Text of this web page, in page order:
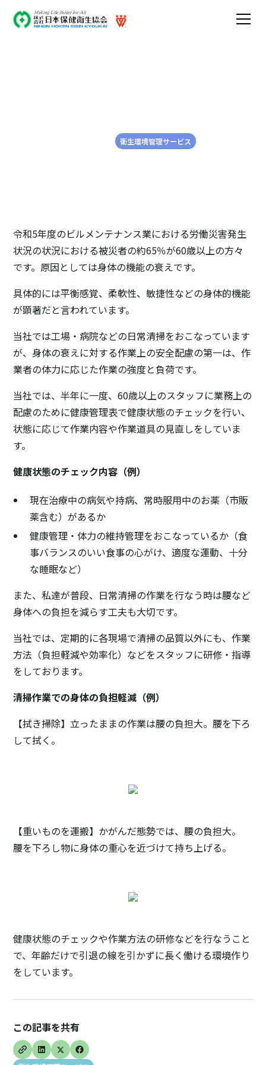
衛生環境管理サービス
令和5年度のビルメンテナンス業における労働災害発生
状況の状況における被災者の約65％が60歳以上の方々
です。原因としては身体の機能の衰えです。
具体的には平衡感覚、柔軟性、敏捷性などの身体的機能
が顕著だと言われています。
当社では工場・病院などの日常清掃をおこなっています
が、身体の衰えに対する作業上の安全配慮の第一は、作
業者の体力に応じた作業の強度と負荷です。
当社では、半年に一度、60歳以上のスタッフに業務上の
配慮のために健康管理表で健康状態のチェックを行い、
状態に応じて作業内容や作業道具の見直しをしていま
す。
健康状態のチェック内容（例）
現在治療中の病気や持病、常時服用中のお薬（市販
薬含む）があるか
健康管理・体力の維持管理をおこなっているか（食
事バランスのいい食事の心がけ、適度な運動、十分
な睡眠など）
また、私達が普段、日常清掃の作業を行なう時は腰など
身体への負担を減らす工夫も大切です。
当社では、定期的に各現場で清掃の品質以外にも、作業
方法（負担軽減や効率化）などをスタッフに研修・指導
をしております。
清掃作業での身体の負担軽減（例）
【拭き掃除】立ったままの作業は腰の負担大。腰を下ろ
して拭く。
【重いものを運搬】かがんだ態勢では、腰の負担大。
腰を下ろし物に身体の重心を近づけて持ち上げる。
健康状態のチェックや作業方法の研修などを行なうこと
で、年齢だけで引退の線を引かずに長く働ける環境作り
をしています。
この記事を共有